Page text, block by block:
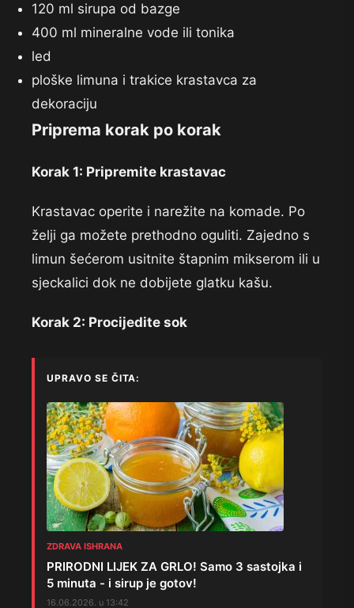
120 ml sirupa od bazge
400 ml mineralne vode ili tonika
led
ploške limuna i trakice krastavca za
dekoraciju
Priprema korak po korak
Korak 1: Pripremite krastavac
Krastavac operite i narežite na komade. Po
želji ga možete prethodno oguliti. Zajedno s
limun šećerom usitnite štapnim mikserom ili u
sjeckalici dok ne dobijete glatku kašu.
Korak 2: Procijedite sok
UPRAVO SE ČITA:
ZDRAVA ISHRANA
PRIRODNI LIJEK ZA GRLO! Samo 3 sastojka i
5 minuta - i sirup je gotov!
16.06.2026. u 13:42